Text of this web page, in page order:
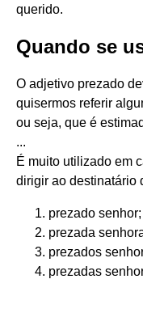
querido.
Quando se
O adjetivo prezado
quisermos referir
ou seja, que é
...
É muito utilizado em
dirigir ao destinatário
prezado senhor;
prezada
prezados
prezadas